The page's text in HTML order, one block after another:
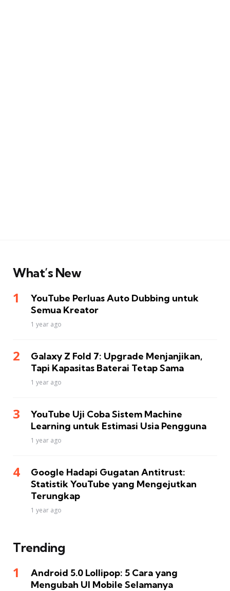
What’s New
YouTube Perluas Auto Dubbing untuk
Semua Kreator
1 year ago
Galaxy Z Fold 7: Upgrade Menjanjikan,
Tapi Kapasitas Baterai Tetap Sama
1 year ago
YouTube Uji Coba Sistem Machine
Learning untuk Estimasi Usia Pengguna
1 year ago
Google Hadapi Gugatan Antitrust:
Statistik YouTube yang Mengejutkan
Terungkap
1 year ago
Trending
Android 5.0 Lollipop: 5 Cara yang
Mengubah UI Mobile Selamanya